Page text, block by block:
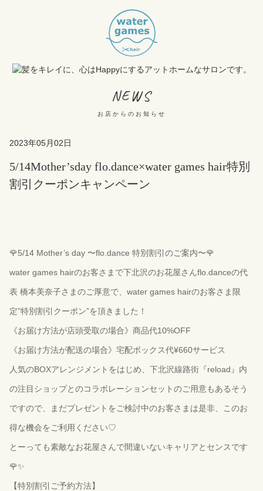
NEWS
お店からのお知らせ
2023年05月02日
5/14Mother’sday flo.dance×water games hair特別
割引クーポンキャンペーン
🌹5/14 Mother’s day 〜flo.dance 特別割引のご案内〜🌹
water games hairのお客さまで下北沢のお花屋さんflo.danceの代
表 橋本美奈子さまのご厚意で、water games hairのお客さま限
定”特別割引クーポン”を頂きました！
《お届け方法が店頭受取の場合》商品代10%OFF
《お届け方法が配送の場合》宅配ボックス代¥660サービス
人気のBOXアレンジメントをはじめ、下北沢線路街『reload』内
の注目ショップとのコラボレーションセットのご用意もあるそう
ですので、まだプレゼントをご検討中のお客さまは是非、このお
得な機会をご利用ください♡
とーっても素敵なお花屋さんで間違いないキャリアとセンスです
🌹✨
【特別割引ご予約方法】